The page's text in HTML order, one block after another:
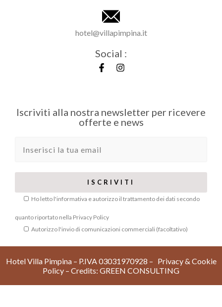
hotel@villapimpina.it
Social :
Iscriviti alla nostra newsletter per ricevere
offerte e news
Ho letto l'informativa e autorizzo il trattamento dei dati secondo
quanto riportato nella Privacy Policy
Autorizzo l'invio di comunicazioni commerciali (facoltativo)
Hotel Villa Pimpina – P.IVA 03031970928 – Privacy & Cookie
Policy – Credits: GREEN CONSULTING